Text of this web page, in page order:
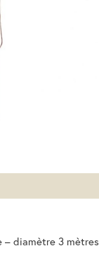
– diamètre 3 mètres